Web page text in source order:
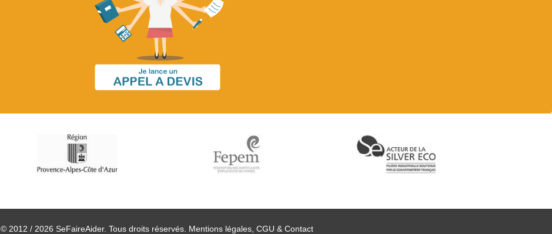
© 2012 / 2026 SeFaireAider. Tous droits réservés. Mentions légales, CGU & Contact